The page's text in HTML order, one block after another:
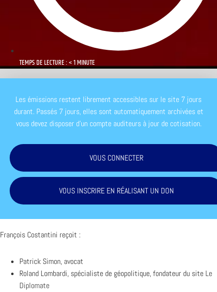
TEMPS DE LECTURE : < 1 MINUTE
Les émissions restent librement accessibles sur le site 7 jours
durant. Passés 7 jours, elles sont automatiquement archivées et
vous devez disposer d'un compte auditeurs à jour de cotisation.
VOUS CONNECTER
VOUS INSCRIRE EN RÉALISANT UN DON
François Costantini reçoit :
Patrick Simon, avocat
Roland Lombardi, spécialiste de géopolitique, fondateur du site Le
Diplomate